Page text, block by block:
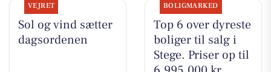
VEJRET
Sol og vind sætter
dagsordenen
BOLIGMARKED
Top 6 over dyreste
boliger til salg i
Stege. Priser op til